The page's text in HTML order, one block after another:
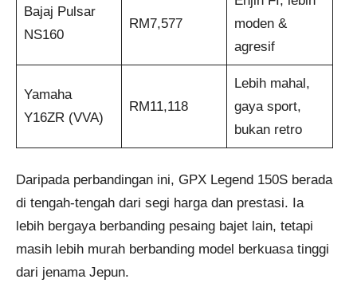
Bajaj Pulsar
NS160
RM7,577
moden &
agresif
Yamaha
Y16ZR (VVA)
RM11,118
Lebih mahal,
gaya sport,
bukan retro
Daripada perbandingan ini, GPX Legend 150S berada
di tengah-tengah dari segi harga dan prestasi. Ia
lebih bergaya berbanding pesaing bajet lain, tetapi
masih lebih murah berbanding model berkuasa tinggi
dari jenama Jepun.